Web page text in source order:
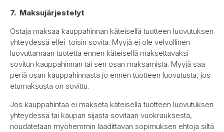
7. Maksujärjestelyt
Ostaja maksaa kauppahinnan käteisellä tuotteen luovutuksen
yhteydessä ellei toisin sovita. Myyjä ei ole velvollinen
luovuttamaan tuotetta ennen käteisellä maksettavaksi
sovitun kauppahinnan tai sen osan maksamista. Myyjä saa
periä osan kauppahinnasta jo ennen tuotteen luovutusta, jos
etumaksusta on sovittu.
Jos kauppahintaa ei makseta käteisellä tuotteen luovutuksen
yhteydessä tai kaupan sijasta sovitaan vuokrauksesta,
noudatetaan myöhemmin laadittavan sopimuksen ehtoja siltä